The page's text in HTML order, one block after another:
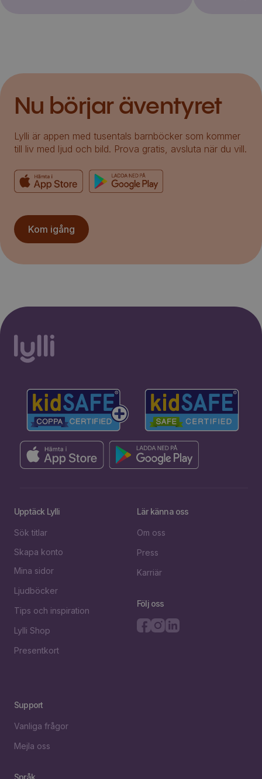
Nu börjar äventyret
Lylli är appen med tusentals barnböcker som kommer
till liv med ljud och bild. Prova gratis, avsluta när du vill.
Kom igång
Upptäck Lylli
Sök titlar
Skapa konto
Mina sidor
Ljudböcker
Tips och inspiration
Lylli Shop
Presentkort
Lär känna oss
Om oss
Press
Karriär
Följ oss
Support
Vanliga frågor
Mejla oss